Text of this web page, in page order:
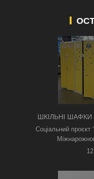
ШКІЛЬНІ ШАФКИ
Соціальний